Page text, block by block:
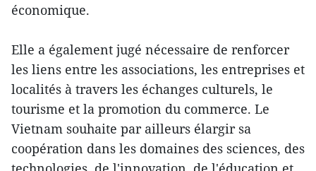
économique.
Elle a également jugé nécessaire de renforcer
les liens entre les associations, les entreprises et
localités à travers les échanges culturels, le
tourisme et la promotion du commerce. Le
Vietnam souhaite par ailleurs élargir sa
coopération dans les domaines des sciences, des